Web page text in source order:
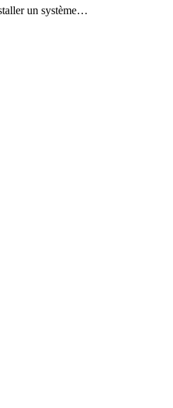
un système…